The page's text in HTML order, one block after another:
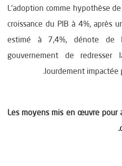
L’adoption comme hypothèse
croissance du PIB à 4%, après
estimé à 7,4%, dénote de
gouvernement de redresser
lourdement impactée
Les moyens mis en œuvre